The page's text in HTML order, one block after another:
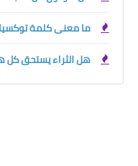
ما معنى كلمة
هل الثراء يستحق كل